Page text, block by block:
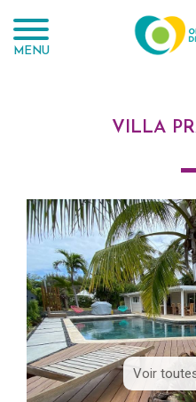
MENU
VILLA
Voir